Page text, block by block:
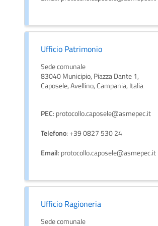
Ufficio Patrimonio
Sede comunale
83040 Municipio, Piazza Dante 1,
Caposele, Avellino, Campania, Italia
PEC: protocollo.caposele@asmepec.it
Telefono: +39 0827 530 24
Email: protocollo.caposele@asmepec.it
Ufficio Ragioneria
Sede comunale